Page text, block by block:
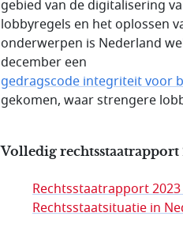
gebied van de digitalisering
lobbyregels en het oplossen
onderwerpen is Nederland
december een
gedragscode integriteit voor
gekomen, waar strengere
Volledig
Rechtsstaatrapport
Rechtsstaatsituatie in